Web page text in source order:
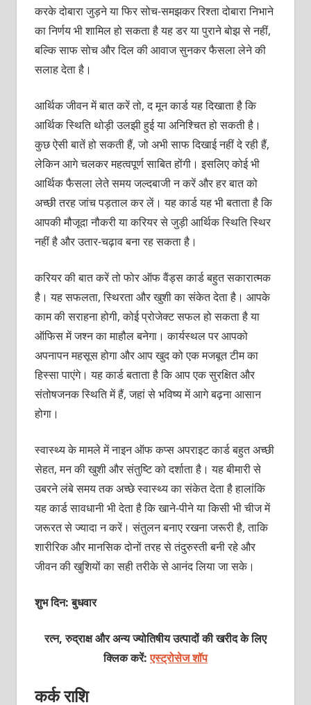
करके दोबारा जुड़ने या फिर सोच-समझकर रिश्ता दोबारा निभाने
का निर्णय भी शामिल हो सकता है यह डर या पुराने बोझ से नहीं,
बल्कि साफ सोच और दिल की आवाज सुनकर फैसला लेने की
सलाह देता है।
आर्थिक जीवन में बात करें तो, द मून कार्ड यह दिखाता है कि
आर्थिक स्थिति थोड़ी उलझी हुई या अनिश्चित हो सकती है।
कुछ ऐसी बातें हो सकती हैं, जो अभी साफ दिखाई नहीं दे रही हैं,
लेकिन आगे चलकर महत्वपूर्ण साबित होंगी। इसलिए कोई भी
आर्थिक फैसला लेते समय जल्दबाजी न करें और हर बात को
अच्छी तरह जांच पड़ताल कर लें। यह कार्ड यह भी बताता है कि
आपकी मौजूदा नौकरी या करियर से जुड़ी आर्थिक स्थिति स्थिर
नहीं है और उतार-चढ़ाव बना रह सकता है।
करियर की बात करें तो फोर ऑफ वैंड्स कार्ड बहुत सकारात्मक
है। यह सफलता, स्थिरता और खुशी का संकेत देता है। आपके
काम की सराहना होगी, कोई प्रोजेक्ट सफल हो सकता है या
ऑफिस में जश्न का माहौल बनेगा। कार्यस्थल पर आपको
अपनापन महसूस होगा और आप खुद को एक मजबूत टीम का
हिस्सा पाएंगे। यह कार्ड बताता है कि आप एक सुरक्षित और
संतोषजनक स्थिति में हैं, जहां से भविष्य में आगे बढ़ना आसान
होगा।
स्वास्थ्य के मामले में नाइन ऑफ कप्स अपराइट कार्ड बहुत अच्छी
सेहत, मन की खुशी और संतुष्टि को दर्शाता है। यह बीमारी से
उबरने लंबे समय तक अच्छे स्वास्थ्य का संकेत देता है हालांकि
यह कार्ड सावधानी भी देता है कि खाने-पीने या किसी भी चीज में
जरूरत से ज्यादा न करें। संतुलन बनाए रखना जरूरी है, ताकि
शारीरिक और मानसिक दोनों तरह से तंदुरुस्ती बनी रहे और
जीवन की खुशियों का सही तरीके से आनंद लिया जा सके।
शुभ दिन: बुधवार
रत्न, रुद्राक्ष और अन्य ज्योतिषीय उत्पादों की खरीद के लिए
क्लिक करें:एस्ट्रोसेज शॉप
कर्क राशि